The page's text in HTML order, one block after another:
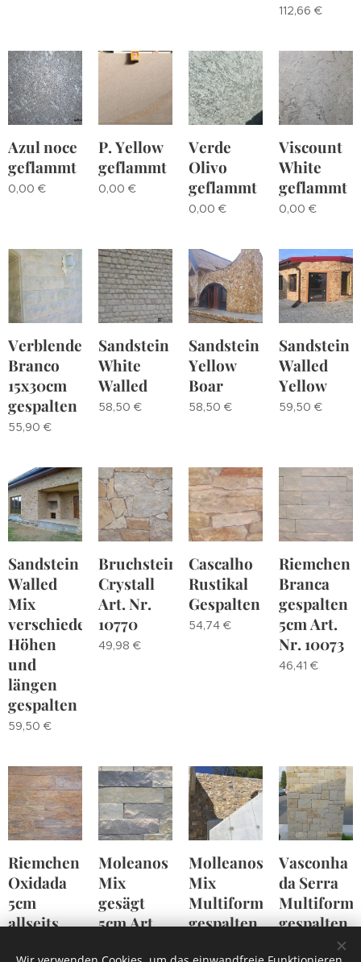
112,66 €
Azul noce
geflammt
0,00 €
P. Yellow
geflammt
0,00 €
Verde
Olivo
geflammt
0,00 €
Viscount
White
geflammt
0,00 €
Verblender
Branco
15x30cm
gespalten
55,90 €
Sandstein
White
Walled
58,50 €
Sandstein
Yellow
Boar
58,50 €
Sandstein
Walled
Yellow
59,50 €
Sandstein
Walled
Mix
verschiedenen
Höhen
und
längen
gespalten
59,50 €
Bruchstein
Crystall
Art. Nr.
10770
49,98 €
Cascalho
Rustikal
Gespalten
54,74 €
Riemchen
Branca
gespalten
5cm Art.
Nr. 10073
46,41 €
Riemchen
Oxidada
5cm
allseits
Moleanos
Mix
gesägt
5cm Art.
Molleanos
Mix
Multiformat
gespalten
Vasconha
da Serra
gespalten